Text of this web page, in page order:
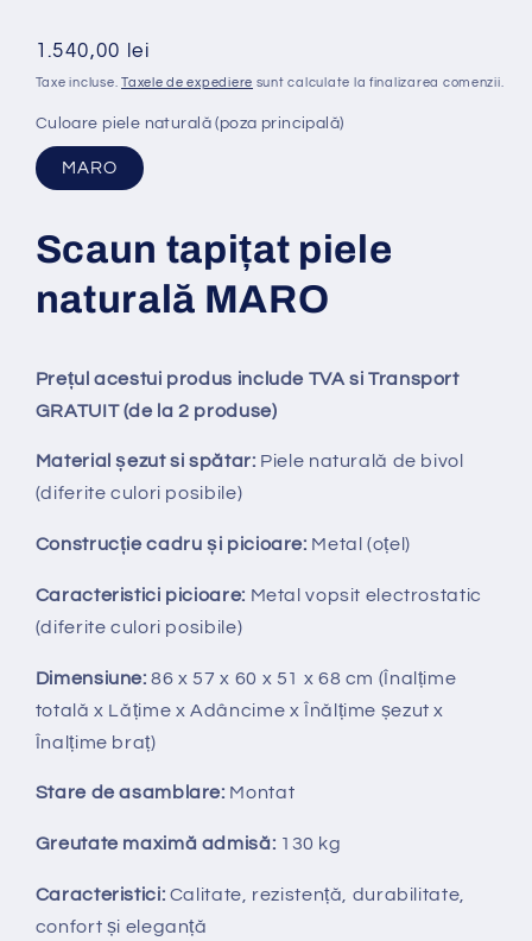
Preț
obișnuit
1.540,00 lei
Taxe incluse.Taxele de expediere sunt calculate la finalizarea comenzii.
Culoare piele naturală (poza principală)
MARO
Scaun tapițat piele
naturală MARO
Prețul acestui produs include TVA si Transport
GRATUIT (de la 2 produse)
Material șezut si spătar: Piele naturală de bivol
(diferite culori posibile)
Construcție cadru și picioare: Metal (oțel)
Caracteristici picioare: Metal vopsit electrostatic
(diferite culori posibile)
Dimensiune: 86 x 57 x 60 x 51 x 68 cm (Înalțime
totală x Lățime x Adâncime x Înălțime șezut x
Înalțime braț)
Stare de asamblare: Montat
Greutate maximă admisă: 130 kg
Caracteristici: Calitate, rezistență, durabilitate,
confort și eleganță